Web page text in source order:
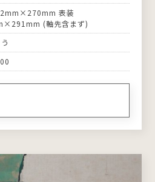
表装
(軸先含まず)
う